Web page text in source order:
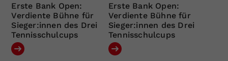
Erste Bank Open:
Verdiente Bühne für
Sieger:innen des Drei
Tennisschulcups
Erste Bank Open:
Verdiente Bühne für
Sieger:innen des Drei
Tennisschulcups